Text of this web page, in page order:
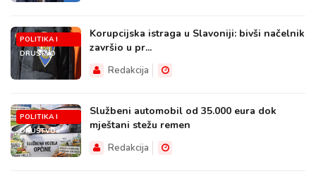
POLITIKA I
DRUŠTVO
Korupcijska istraga u Slavoniji: bivši načelnik
završio u pr...
Redakcija
POLITIKA I
DRUŠTVO
Službeni automobil od 35.000 eura dok
mještani stežu remen
Redakcija